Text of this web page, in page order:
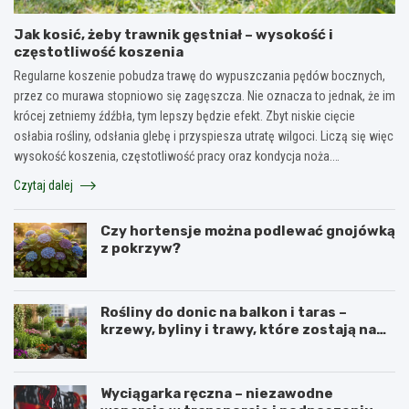
Jak kosić, żeby trawnik gęstniał – wysokość i
częstotliwość koszenia
Regularne koszenie pobudza trawę do wypuszczania pędów bocznych,
przez co murawa stopniowo się zagęszcza. Nie oznacza to jednak, że im
krócej zetniemy źdźbła, tym lepszy będzie efekt. Zbyt niskie cięcie
osłabia rośliny, odsłania glebę i przyspiesza utratę wilgoci. Liczą się więc
wysokość koszenia, częstotliwość pracy oraz kondycja noża.…
Czytaj dalej
Czy hortensje można podlewać gnojówką
z pokrzyw?
Rośliny do donic na balkon i taras –
krzewy, byliny i trawy, które zostają na
Wyciągarka ręczna – niezawodne